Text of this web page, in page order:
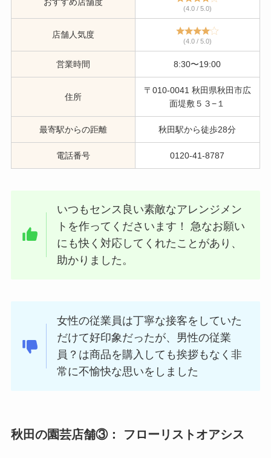
(4.0 / 5.0)
店舗人気度
(4.0 / 5.0)
営業時間 8:30〜19:00
住所
〒010-0041 秋田県秋田市広
面堤敷５３−１
最寄駅からの距離 秋田駅から徒歩28分
電話番号 0120-41-8787
いつもセンス良い素敵なアレンジメン
トを作ってくださいます！ 急なお願い
にも快く対応してくれたことがあり、
助かりました。
女性の従業員は丁寧な接客をしていた
だけて好印象だったが、男性の従業
員？は商品を購入しても挨拶もなく非
常に不愉快な思いをしました
秋田の園芸店舗③： フローリストオアシス